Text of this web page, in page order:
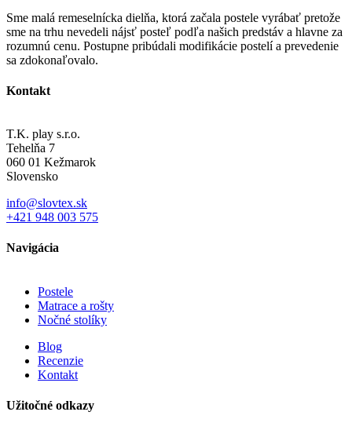
Sme malá remeselnícka dielňa, ktorá začala postele vyrábať pretože
sme na trhu nevedeli nájsť posteľ podľa našich predstáv a hlavne za
rozumnú cenu. Postupne pribúdali modifikácie postelí a prevedenie
sa zdokonaľovalo.
Kontakt
T.K. play s.r.o.
Tehelňa 7
060 01 Kežmarok
Slovensko
info@slovtex.sk
+421 948 003 575
Navigácia
Postele
Matrace a rošty
Nočné stolíky
Blog
Recenzie
Kontakt
Užitočné odkazy